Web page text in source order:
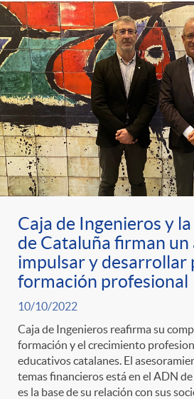
Caja de Ingenieros y
de Cataluña firman
impulsar y desarrollar
formación profesional
10/10/2022
Caja de Ingenieros reafirma su
formación y el crecimiento
educativos catalanes. El
temas financieros está en el ADN
es la base de su relación con sus